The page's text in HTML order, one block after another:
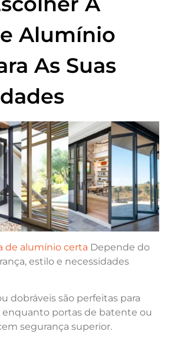
Alumínio
As Suas
de alumínio certa Depende do
estilo e necessidades
dobráveis são perfeitas para
enquanto portas de batente ou
segurança superior.